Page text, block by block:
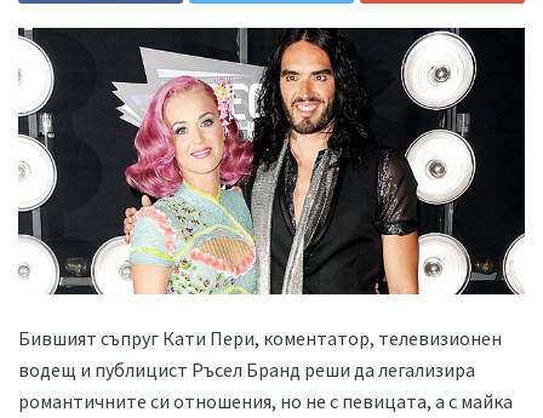
Бившият съпруг Кати Пери, коментатор, телевизионен
водещ и публицист Ръсел Бранд реши да легализира
романтичните си отношения, но не с певицата, а с майка